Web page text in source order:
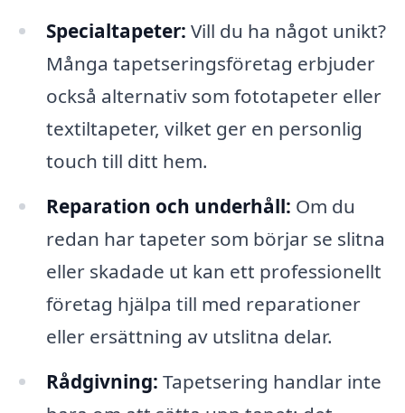
Specialtapeter: Vill du ha något unikt?
Många tapetseringsföretag erbjuder
också alternativ som fototapeter eller
textiltapeter, vilket ger en personlig
touch till ditt hem.
Reparation och underhåll: Om du
redan har tapeter som börjar se slitna
eller skadade ut kan ett professionellt
företag hjälpa till med reparationer
eller ersättning av utslitna delar.
Rådgivning: Tapetsering handlar inte